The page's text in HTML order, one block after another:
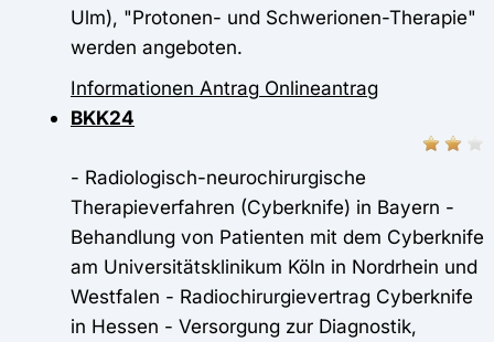
Ulm), "Protonen- und Schwerionen-Therapie"
werden angeboten.
Informationen Antrag Onlineantrag
BKK24
- Radiologisch-neurochirurgische
Therapieverfahren (Cyberknife) in Bayern -
Behandlung von Patienten mit dem Cyberknife
am Universitätsklinikum Köln in Nordrhein und
Westfalen - Radiochirurgievertrag Cyberknife
in Hessen - Versorgung zur Diagnostik,